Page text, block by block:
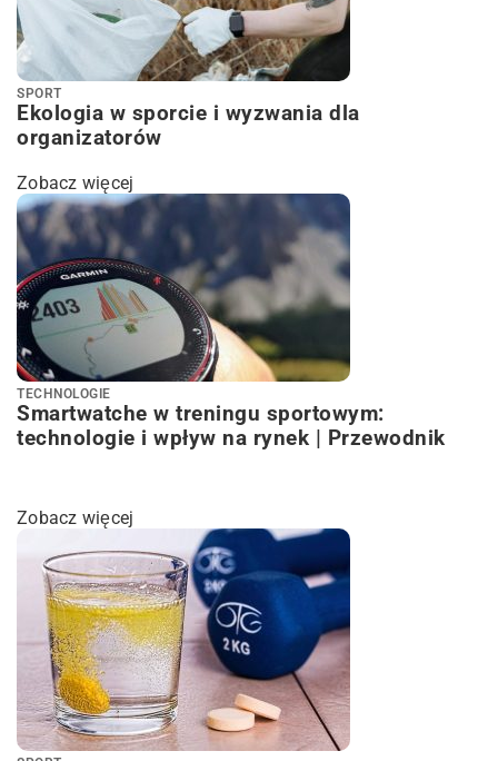
SPORT
Ekologia w sporcie i wyzwania dla
organizatorów
Zobacz więcej
TECHNOLOGIE
Smartwatche w treningu sportowym:
technologie i wpływ na rynek | Przewodnik
Zobacz więcej